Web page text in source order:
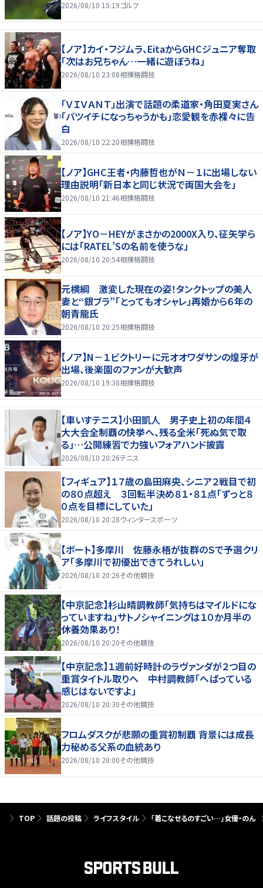
2026/08/10 15:19ゴルフ
【ノア】カイ・フジムラ、EitaからGHCジュニア奪取
「次はお兄ちゃん…一緒に遊ぼうね」
2026/08/10 23:08相撲格闘技
「ＶＩＶＡＮＴ」出演で話題の柔道家・角田夏実さん
「バツイチになっちゃうかも」恋愛観を赤裸々に告
白
2026/08/10 22:20相撲格闘技
【ノア】GHC王者・内藤哲也がＮ－１に出場しない
理由説明「新日本と同じ状況で両国大会を」
2026/08/10 21:46相撲格闘技
【ノア】YO－HEYがまさかの2000X入り、征矢学ら
には「RATEL’Sの名前を使うな」
2026/08/10 20:54相撲格闘技
元横綱 激変した現在の姿！タンクトップの美人
妻と“銀ブラ”「とってもオシャレ」再婚から６年の
朝青龍氏
2026/08/10 20:25相撲格闘技
【ノア】N－１ビクトリーに元オオワダサンの煌牙が
出場、後楽園のファンが大歓声
2026/08/10 19:38相撲格闘技
【車いすテニス】小田凱人 男子史上初の年間４
大大会全制覇の快挙へ、残る全米「死ぬ気で取
る」…公開練習で力強いフォアハンド披露
2026/08/10 20:26テニス
【フィギュア】１７歳の島田麻央、シニア２戦目で初
の８０点超え ３回転半決め８１・８１点「ずっと８
０点を目標にしていた」
2026/08/10 20:28ウィンタースポーツ
【ボート】多摩川 佐藤永梧が抜群のＳで予選クリ
ア「多摩川で初優出できてうれしい」
2026/08/10 20:26その他競技
【中京記念】杉山晴調教師「気持ちはマイルドにな
っていますね」サトノシャイニングは１０か月半の
休養効果あり！
2026/08/10 20:20その他競技
【中京記念】１週前好時計のラヴァンダが２つ目の
重賞タイトル取りへ 中村調教師「へばっている
感じはないですよ」
2026/08/10 20:30その他競技
フロムダスクが悲願の重賞初制覇 背景には成長
力秘める父系の血統あり
2026/08/10 20:00その他競技
TOP 話題の投稿 ライフスタイル 「着こなせるのすごい…」女優・の